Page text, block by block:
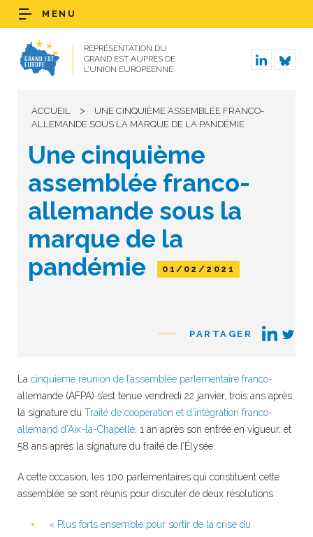
REPRÉSENTATION DU
GRAND EST AUPRÈS DE
L’UNION EUROPÉENNE
MENU
ACCUEIL >
UNE CINQUIÈME ASSEMBLÉE FRANCO-
ALLEMANDE SOUS LA MARQUE DE LA PANDÉMIE
Une cinquième
assemblée franco-
allemande sous la
marque de la
pandémie
01/02/2021
PARTAGER
La cinquième réunion de l’assemblée parlementaire franco-
allemande (AFPA) s’est tenue vendredi 22 janvier, trois ans après
la signature du Traité de coopération et d’intégration franco-
allemand d’Aix-la-Chapelle, 1 an après son entrée en vigueur, et
58 ans après la signature du traité de l’Élysée.
A cette occasion, les 100 parlementaires qui constituent cette
assemblée se sont réunis pour discuter de deux résolutions :
« Plus forts ensemble pour sortir de la crise du